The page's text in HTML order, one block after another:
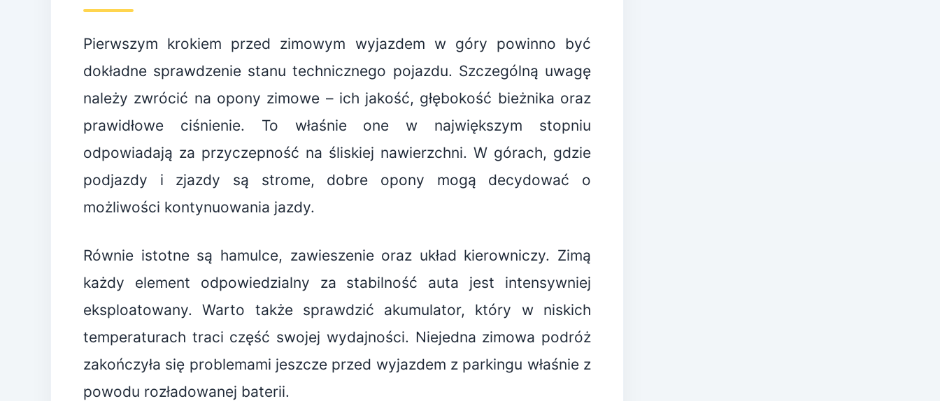
Pierwszym krokiem przed zimowym wyjazdem w góry powinno być
dokładne sprawdzenie stanu technicznego pojazdu. Szczególną uwagę
należy zwrócić na opony zimowe – ich jakość, głębokość bieżnika oraz
prawidłowe ciśnienie. To właśnie one w największym stopniu
odpowiadają za przyczepność na śliskiej nawierzchni. W górach, gdzie
podjazdy i zjazdy są strome, dobre opony mogą decydować o
możliwości kontynuowania jazdy.
Równie istotne są hamulce, zawieszenie oraz układ kierowniczy. Zimą
każdy element odpowiedzialny za stabilność auta jest intensywniej
eksploatowany. Warto także sprawdzić akumulator, który w niskich
temperaturach traci część swojej wydajności. Niejedna zimowa podróż
zakończyła się problemami jeszcze przed wyjazdem z parkingu właśnie z
powodu rozładowanej baterii.